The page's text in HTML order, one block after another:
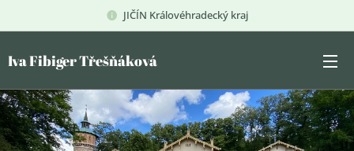
JIČÍN Královéhradecký kraj
Iva Fibiger Třešňáková